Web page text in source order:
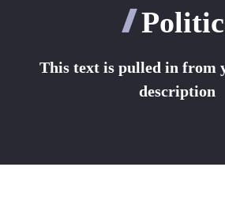
This text is pulled in from
description